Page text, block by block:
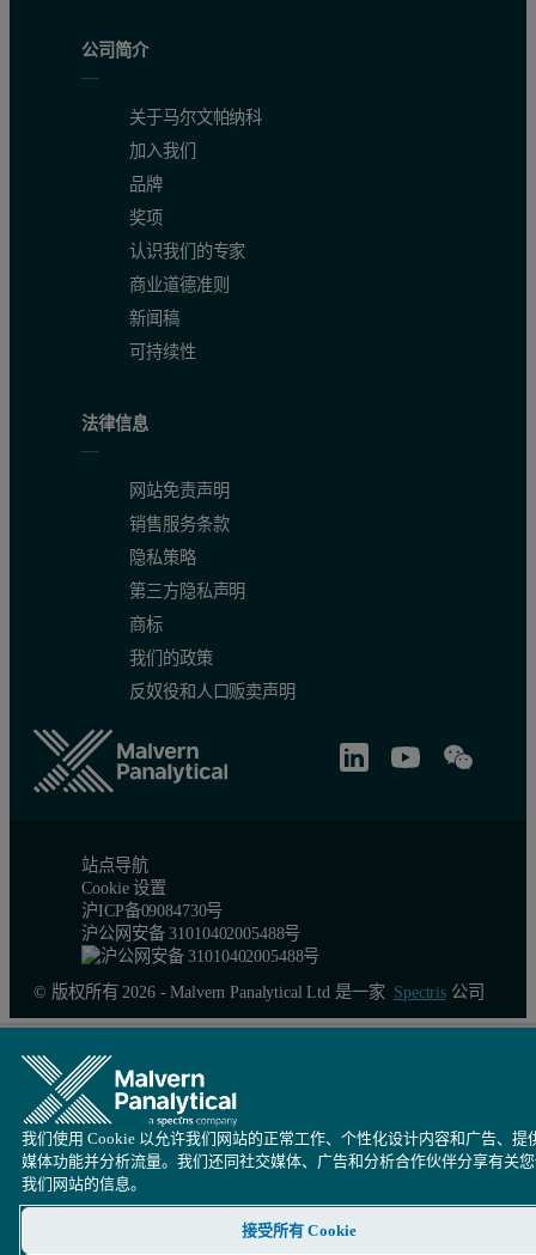
公司简介
关于马尔文帕纳科
加入我们
品牌
奖项
认识我们的专家
商业道德准则
新闻稿
可持续性
法律信息
网站免责声明
销售服务条款
隐私策略
第三方隐私声明
商标
我们的政策
反奴役和人口贩卖声明
站点导航
Cookie 设置
沪ICP备09084730号
沪公网安备 31010402005488号
© 版权所有 2026 - Malvern Panalytical Ltd 是一家 Spectris公司
我们使用 Cookie 以允许我们网站的正常工作、个性化设计内容和广告、提
媒体功能并分析流量。我们还同社交媒体、广告和分析合作伙伴分享有关
我们网站的信息。
接受所有 Cookie